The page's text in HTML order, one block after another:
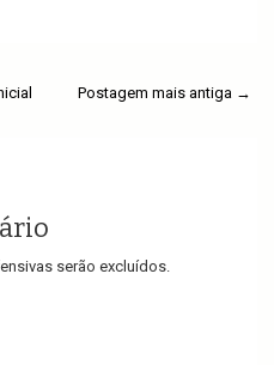
Postagem mais antiga →
serão excluídos.